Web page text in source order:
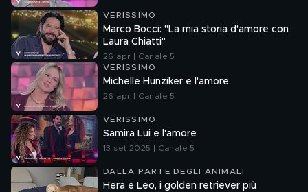
VERISSIMO
Marco Bocci: "La mia storia d'amore con
Laura Chiatti"
26 apr | Canale 5
VERISSIMO
Michelle Hunziker e l'amore
26 apr | Canale 5
VERISSIMO
Samira Lui e l'amore
13 set 2025 | Canale 5
DALLA PARTE DEGLI ANIMALI
Hera e Leo, i golden retriever più